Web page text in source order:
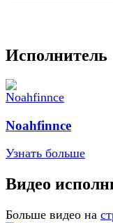
Исполнитель
Noahfinnce
Узнать больше
Видео
Больше видео на